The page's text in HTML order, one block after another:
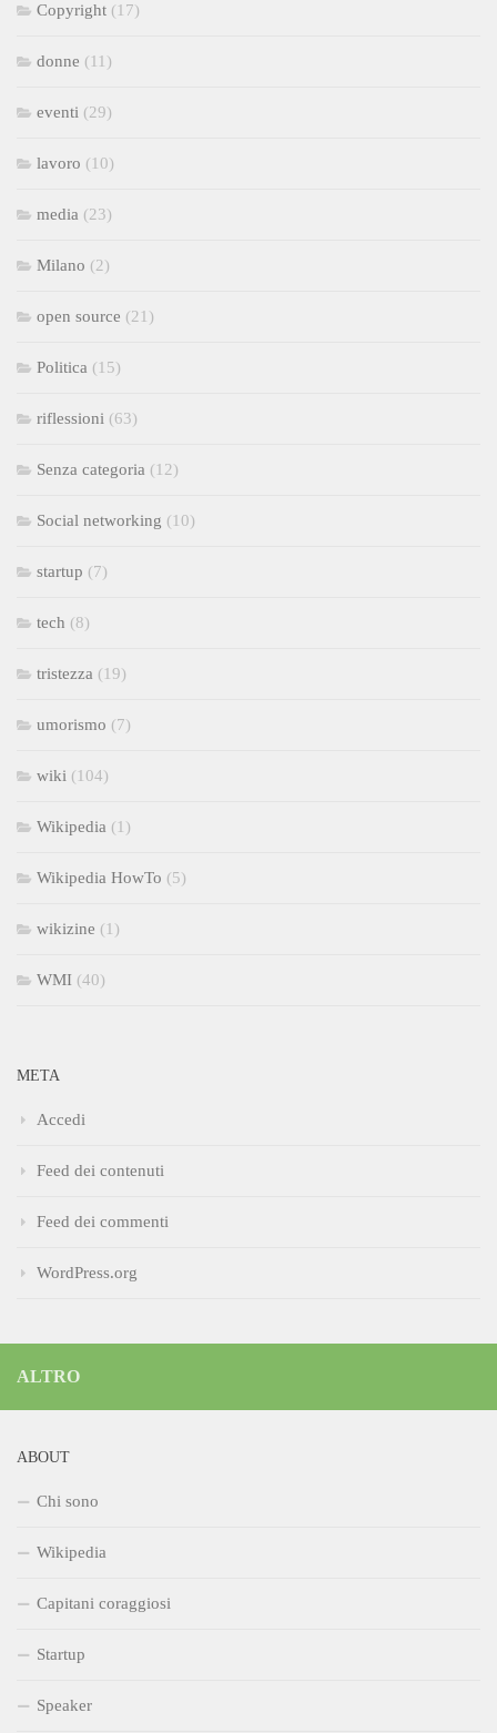
Copyright (17)
donne (11)
eventi (29)
lavoro (10)
media (23)
Milano (2)
open source (21)
Politica (15)
riflessioni (63)
Senza categoria (12)
Social networking (10)
startup (7)
tech (8)
tristezza (19)
umorismo (7)
wiki (104)
Wikipedia (1)
Wikipedia HowTo (5)
wikizine (1)
WMI (40)
META
Accedi
Feed dei contenuti
Feed dei commenti
WordPress.org
ALTRO
ABOUT
Chi sono
Wikipedia
Capitani coraggiosi
Startup
Speaker